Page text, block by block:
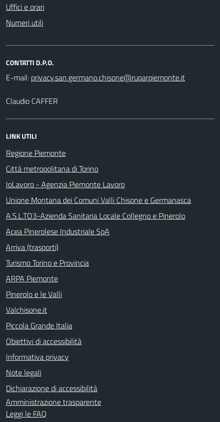
Uffici e orari
Numeri utili
CONTATTI D.P.O.
E-mail:
Claudio CAFFER
LINK UTILI
Regione Piemonte
Città metropolitana di Torino
IoLavoro - Agenzia Piemonte Lavoro
Unione Montana dei Comuni Valli Chisone e Germanasca
A.S.L.TO3-Azienda Sanitaria Locale Collegno e Pinerolo
Acea Pinerolese Industriale SpA
Arriva (trasporti)
Turismo Torino e Provincia
ARPA Piemonte
Pinerolo e le Valli
Valchisone.it
Piccola Grande Italia
Obiettivi di accessibilità
Informativa privacy
Note legali
Dichiarazione di accessibilità
Amministrazione trasparente
Leggi le FAQ